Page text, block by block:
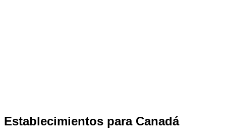
Establecimientos para Canadá